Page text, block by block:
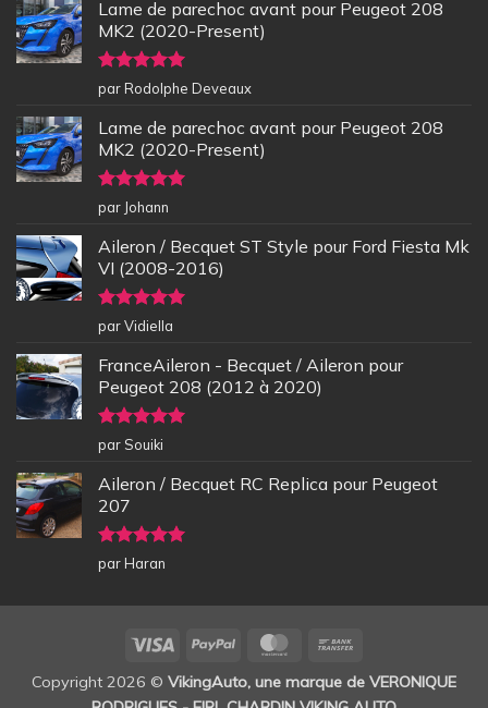
Lame de parechoc avant pour Peugeot 208
MK2 (2020-Present)
Note5sur
5
par Rodolphe Deveaux
Lame de parechoc avant pour Peugeot 208
MK2 (2020-Present)
Note5sur
5
par Johann
Aileron / Becquet ST Style pour Ford Fiesta Mk
VI (2008-2016)
Note5sur
5
par Vidiella
FranceAileron - Becquet / Aileron pour
Peugeot 208 (2012 à 2020)
Note5sur
5
par Souiki
Aileron / Becquet RC Replica pour Peugeot
207
Note5sur
5
par Haran
Visa PayPal MasterCard
Copyright 2026 © VikingAuto, une marque de VERONIQUE